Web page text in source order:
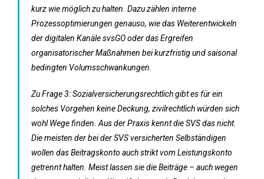
kurz wie möglich zu halten. Dazu zählen interne
Prozessoptimierungen genauso, wie das Weiterentwickeln
der digitalen Kanäle svsGO oder das Ergreifen
organisatorischer Maßnahmen bei kurzfristig und saisonal
bedingten Volumsschwankungen.
Zu Frage 3: Sozialversicherungsrechtlich gibt es für ein
solches Vorgehen keine Deckung, zivilrechtlich würden sich
wohl Wege finden. Aus der Praxis kennt die SVS das nicht.
Die meisten der bei der SVS versicherten Selbständigen
wollen das Beitragskonto auch strikt vom Leistungskonto
getrennt halten. Meist lassen sie die Beiträge – auch wegen